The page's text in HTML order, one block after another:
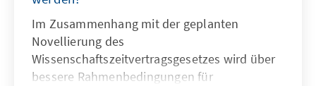
Im Zusammenhang mit der geplanten
Novellierung des
Wissenschaftszeitvertragsgesetzes wird über
bessere Rahmenbedingungen für